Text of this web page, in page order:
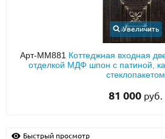
Увеличить
Арт-ММ881 Коттеджная входная
отделкой МДФ шпон с патиной,
стеклопакетом
81 000 руб.
Быстрый просмотр